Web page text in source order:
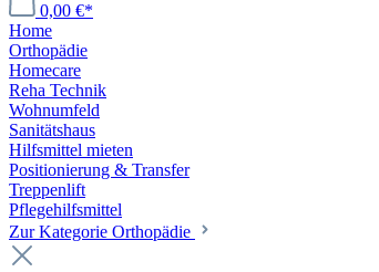
0,00 €*
Home
Orthopädie
Homecare
Reha Technik
Wohnumfeld
Sanitätshaus
Hilfsmittel mieten
Positionierung & Transfer
Treppenlift
Pflegehilfsmittel
Zur Kategorie Orthopädie